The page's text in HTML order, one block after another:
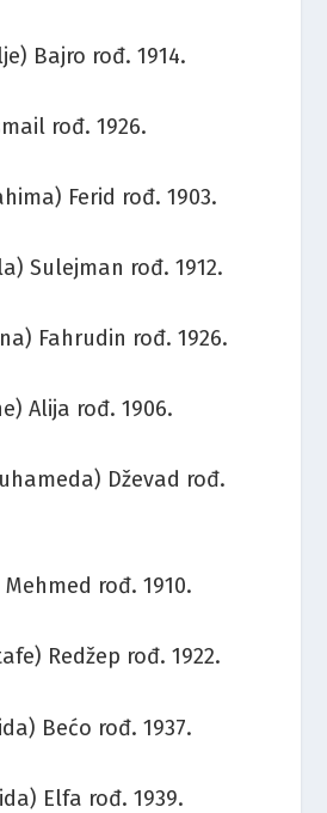
Bajro rođ. 1914.
rođ. 1926.
Ferid rođ. 1903.
Sulejman rođ. 1912.
Fahrudin rođ. 1926.
Alija rođ. 1906.
Dževad rođ.
rođ. 1910.
Redžep rođ. 1922.
Bećo rođ. 1937.
Elfa rođ. 1939.